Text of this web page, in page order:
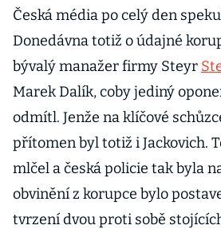
Česká média po celý den
Donedávna totiž o údajné
bývalý manažer firmy Steyr
Marek Dalík, coby jediný
odmítl. Jenže na klíčové
přítomen byl totiž i Jackovich.
mlčel a česká policie tak byla
obvinění z korupce bylo
tvrzení dvou proti sobě